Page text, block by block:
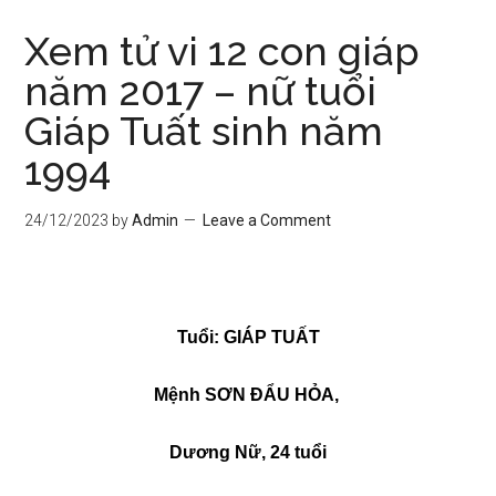
Xem tử vi 12 con giáp
năm 2017 – nữ tuổi
Giáp Tuất sinh năm
1994
24/12/2023 byAdmin Leave a Comment
Tuổi: GIÁP TUẤT
Mệnh SƠN ĐẨU HỎA,
Dương Nữ, 24 tuổi